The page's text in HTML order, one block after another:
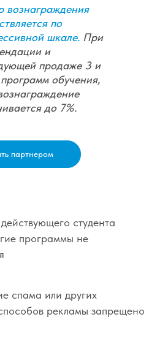
вознаграждения
по
шкале. При
и
продаже 3 и
обучения,
до 7%.
партнером
студента
программы не
спама или других
рекламы запрещено